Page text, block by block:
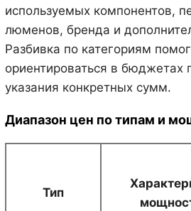
используемых компонентов,
люменов, бренда и
Разбивка по категориям
ориентироваться в бюджетах
указания конкретных сумм.
Диапазон цен по типам и
Тип